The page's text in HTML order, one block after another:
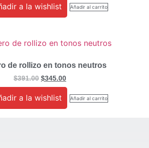
a la wishlist Añadir al carrito
de rollizo en tonos neutros
$391.00 $345.00
a la wishlist Añadir al carrito